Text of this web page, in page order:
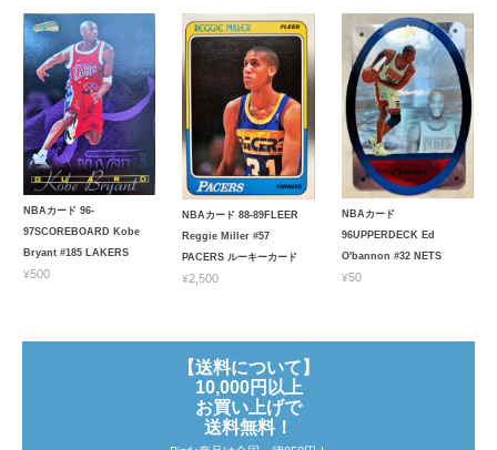
NBAカード 96-
97SCOREBOARD Kobe
Bryant #185 LAKERS
¥500
NBAカード 88-89FLEER
Reggie Miller #57
PACERS ルーキーカード
¥2,500
NBAカード
96UPPERDECK Ed
O'bannon #32 NETS
¥50
【送料について】
10,000円以上
お買い上げで
送料無料！